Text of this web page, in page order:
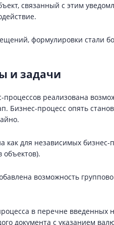
связанный с этим
формулировки стали
и задачи
реализована
Бизнес-процесс опять
как для независимых бизнес-
возможность
в перечне введенных
документа с указанием